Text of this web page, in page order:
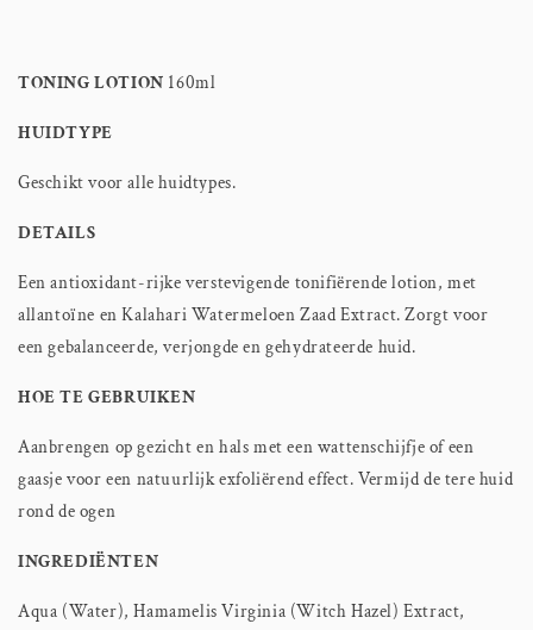
TONING LOTION 160ml
HUIDTYPE
Geschikt voor alle huidtypes.
DETAILS
Een antioxidant-rijke verstevigende tonifiërende lotion, met
allantoïne en Kalahari Watermeloen Zaad Extract. Zorgt voor
een gebalanceerde, verjongde en gehydrateerde huid.
HOE TE GEBRUIKEN
Aanbrengen op gezicht en hals met een wattenschijfje of een
gaasje voor een natuurlijk exfoliërend effect. Vermijd de tere huid
rond de ogen
INGREDIËNTEN
Aqua (Water), Hamamelis Virginia (Witch Hazel) Extract,